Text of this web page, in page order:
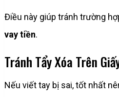
Điều này giúp tránh trường
vay tiền.
Tránh Tẩy Xóa Trên
Nếu viết tay bị sai, tốt nhất